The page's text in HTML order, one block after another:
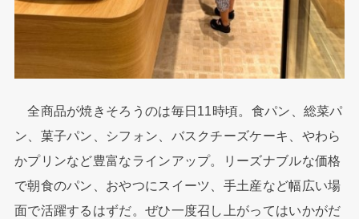
全商品が焼きそろうのは毎日11時頃。食パン、総菜パ
ン、菓子パン、シフォン、バスクチーズケーキ、やわら
かプリンなど豊富なラインアップ。リーズナブルな価格
で朝食のパン、おやつにスイーツ、手土産など幅広い場
面で活躍するはずだ。ぜひ一度召し上がってはいかがだ